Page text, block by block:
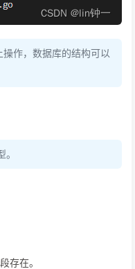
操作，数据库的结构可以
存在。